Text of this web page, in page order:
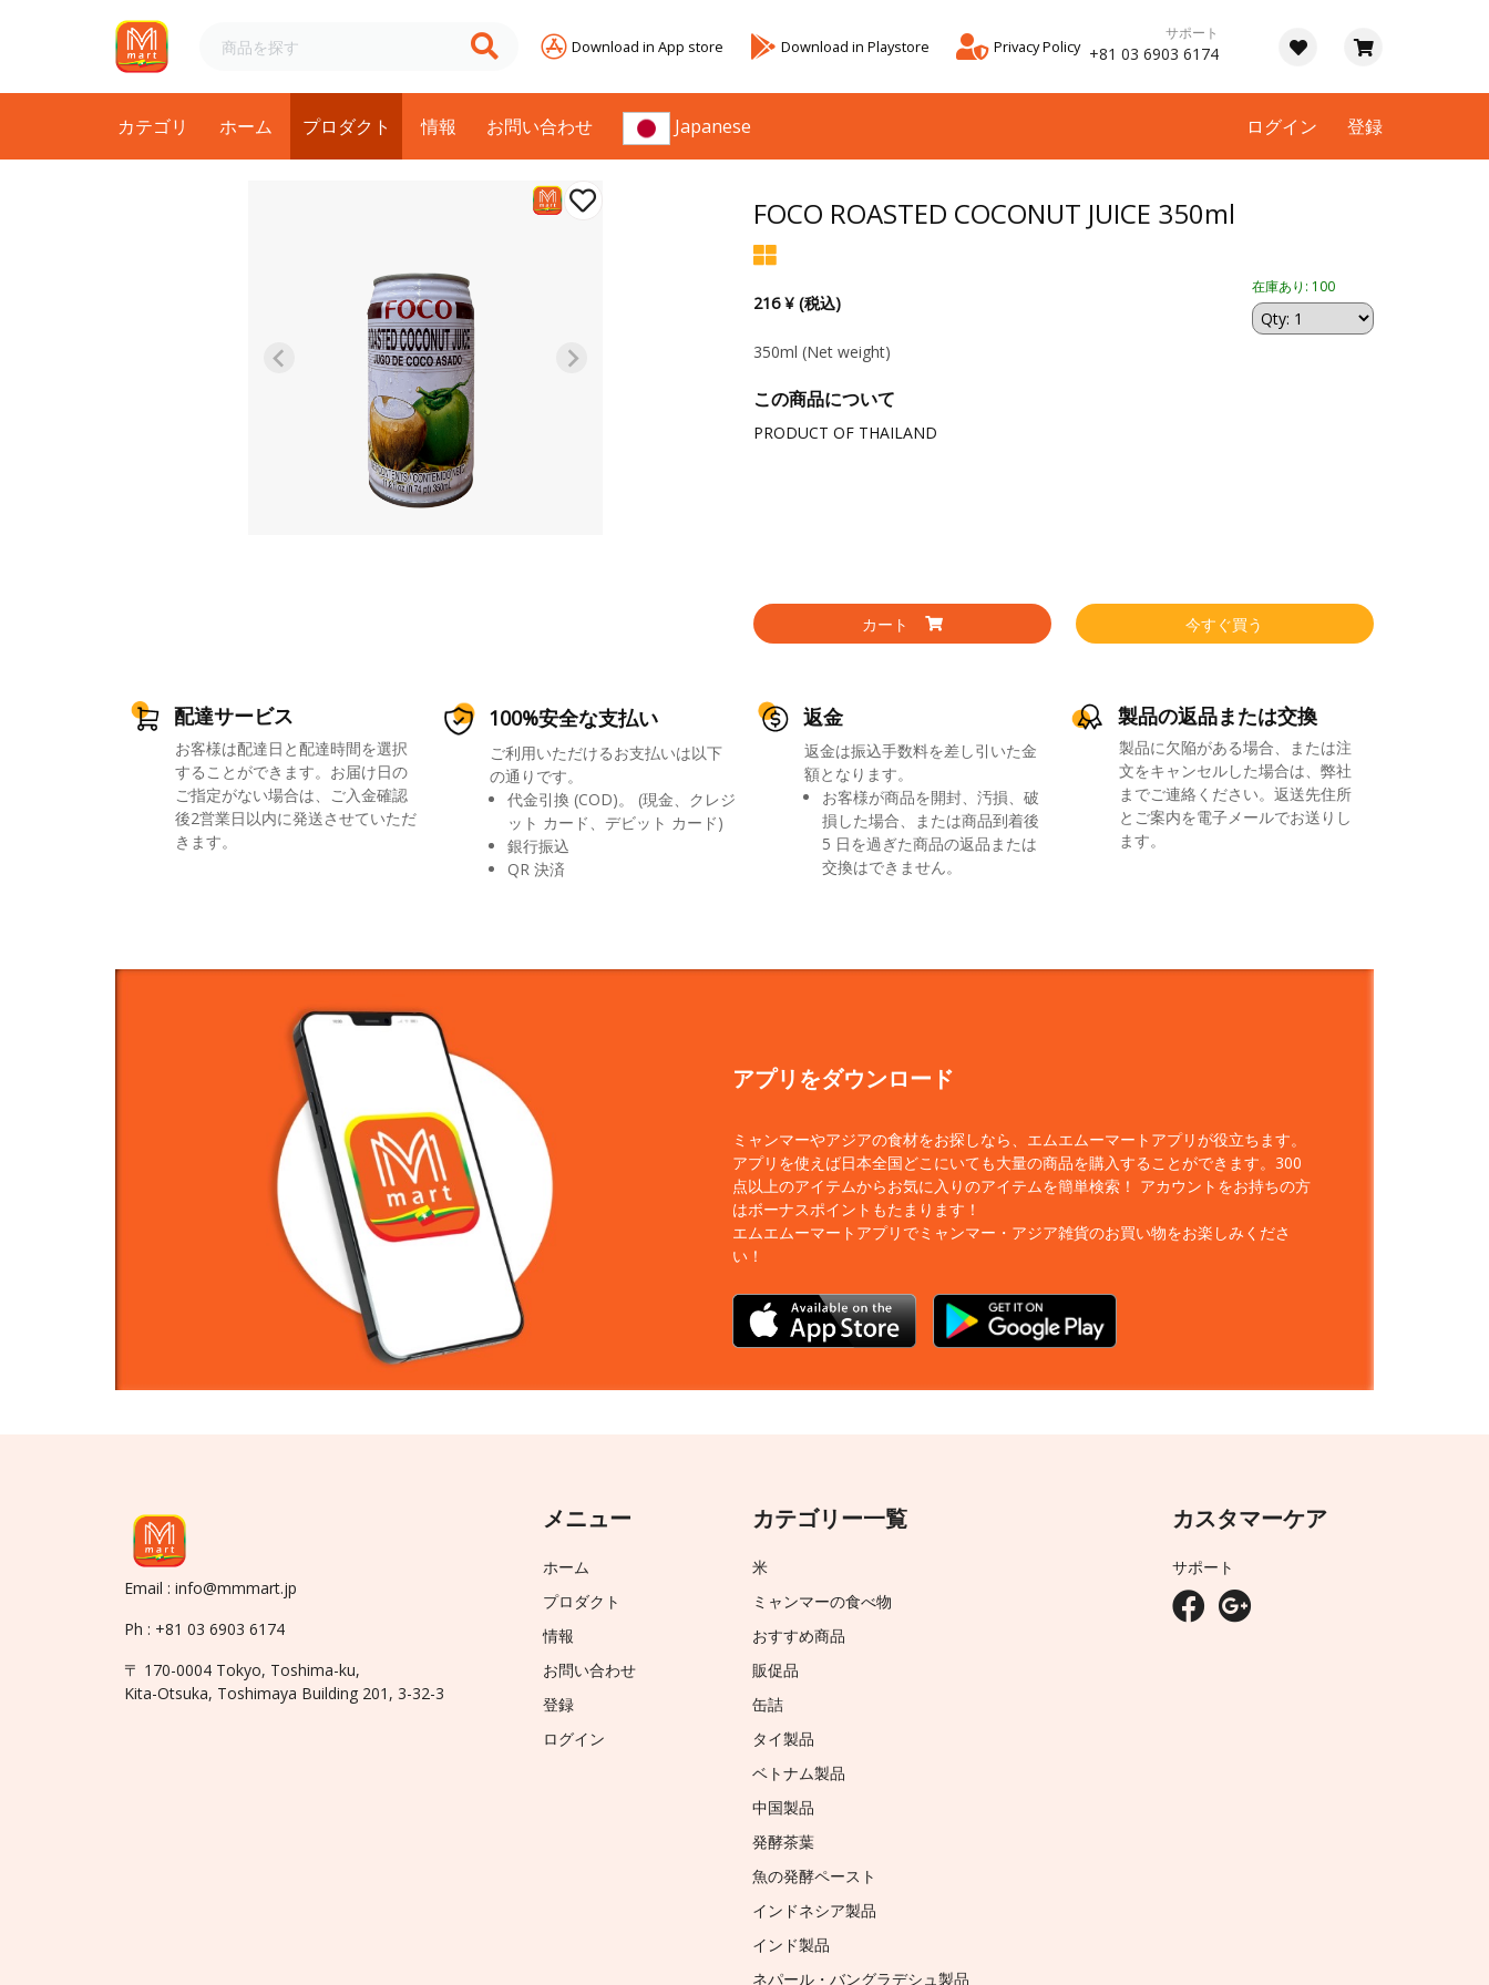
Download in App store Download in Playstore Privacy Policy
サポート
+81 03 6903 6174
カテゴリ ホーム プロダクト 情報 お問い合わせ Japanese ログイン 登録
FOCO ROASTED COCONUT JUICE 350ml
216 ¥ (税込)
在庫あり: 100
350ml (Net weight)
この商品について
PRODUCT OF THAILAND
カート 今すぐ買う
配達サービス
お客様は配達日と配達時間を選択
することができます。お届け日の
ご指定がない場合は、ご入金確認
後2営業日以内に発送させていただ
きます。
100%安全な支払い
ご利用いただけるお支払いは以下
の通りです。
代金引換 (COD)。 (現金、クレジ
ット カード、デビット カード)
銀行振込
QR 決済
返金
返金は振込手数料を差し引いた金
額となります。
お客様が商品を開封、汚損、破
損した場合、または商品到着後
5 日を過ぎた商品の返品または
交換はできません。
製品の返品または交換
製品に欠陥がある場合、または注
文をキャンセルした場合は、弊社
までご連絡ください。返送先住所
とご案内を電子メールでお送りし
ます。
アプリをダウンロード
ミャンマーやアジアの食材をお探しなら、エムエムーマートアプリが役立ちます。
アプリを使えば日本全国どこにいても大量の商品を購入することができます。300
点以上のアイテムからお気に入りのアイテムを簡単検索！ アカウントをお持ちの方
はボーナスポイントもたまります！
エムエムーマートアプリでミャンマー・アジア雑貨のお買い物をお楽しみくださ
い！
Email : info@mmmart.jp
Ph : +81 03 6903 6174
〒 170-0004 Tokyo, Toshima-ku,
Kita-Otsuka, Toshimaya Building 201, 3-32-3
メニュー
ホーム
プロダクト
情報
お問い合わせ
登録
ログイン
カテゴリー一覧
米
ミャンマーの食べ物
おすすめ商品
販促品
缶詰
タイ製品
ベトナム製品
中国製品
発酵茶葉
魚の発酵ペースト
インドネシア製品
インド製品
ネパール・バングラデシュ製品
カスタマーケア
サポート